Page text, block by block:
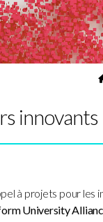
à projets pour les
University